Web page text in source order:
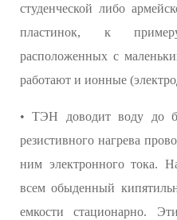
студенческой либо
пластинок, к
расположенных с
работают и ионные
• ТЭН доводит воду до
резистивного нагрева
ним электронного тока.
всем обыденный
емкости стационарно.